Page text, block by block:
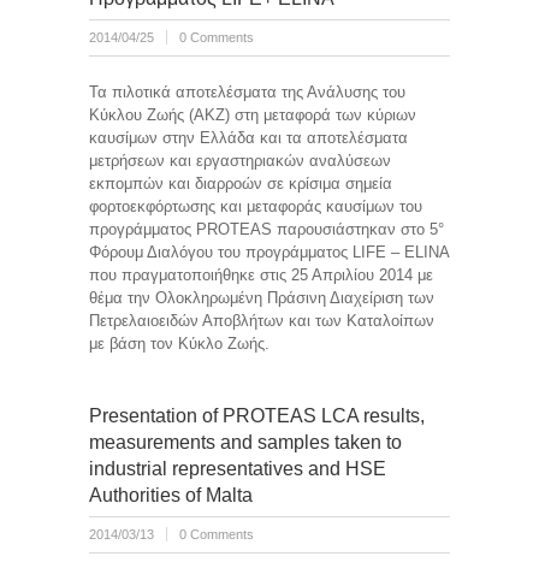
2014/04/25 0 Comments
Τα πιλοτικά αποτελέσματα της Ανάλυσης του
Κύκλου Ζωής (ΑΚΖ) στη μεταφορά των κύριων
καυσίμων στην Ελλάδα και τα αποτελέσματα
μετρήσεων και εργαστηριακών αναλύσεων
εκπομπών και διαρροών σε κρίσιμα σημεία
φορτοεκφόρτωσης και μεταφοράς καυσίμων του
προγράμματος PROTEAS παρουσιάστηκαν στο 5°
Φόρουμ Διαλόγου του προγράμματος LIFE – ELINA
που πραγματοποιήθηκε στις 25 Απριλίου 2014 με
θέμα την Ολοκληρωμένη Πράσινη Διαχείριση των
Πετρελαιοειδών Αποβλήτων και των Καταλοίπων
με βάση τον Κύκλο Ζωής.
Presentation of PROTEAS LCA results,
measurements and samples taken to
industrial representatives and HSE
Authorities of Malta
2014/03/13 0 Comments